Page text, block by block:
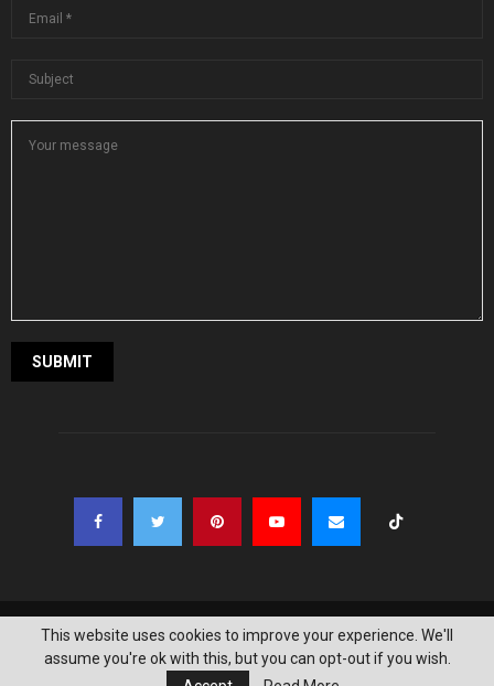
bySITEMANDU
This website uses cookies to improve your experience. We'll
assume you're ok with this, but you can opt-out if you wish.